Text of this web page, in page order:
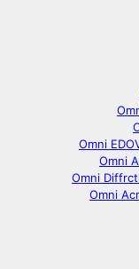
Omni
Omni
Omni
Omni